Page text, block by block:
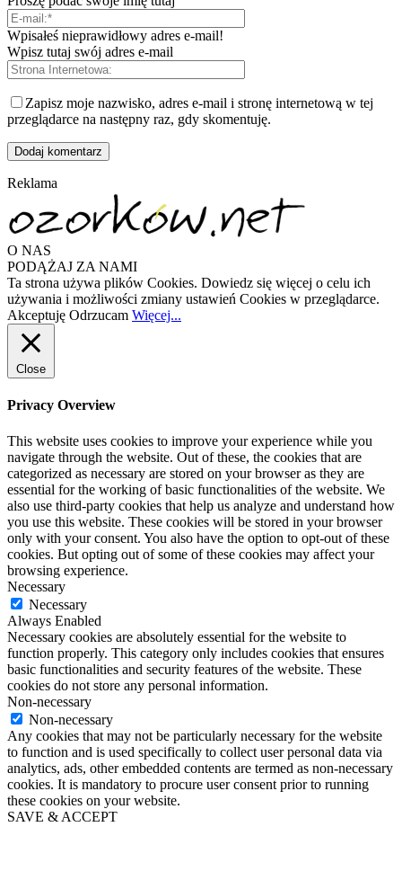
Wpisałeś nieprawidłowy adres e-mail!
Wpisz tutaj swój adres e-mail
Zapisz moje nazwisko, adres e-mail i stronę internetową w tej
przeglądarce na następny raz, gdy skomentuję.
Reklama
O NAS
PODĄŻAJ ZA NAMI
Ta strona używa plików Cookies. Dowiedz się więcej o celu ich
używania i możliwości zmiany ustawień Cookies w przeglądarce.
Akceptuję Odrzucam Więcej...
Close
Privacy Overview
This website uses cookies to improve your experience while you
navigate through the website. Out of these, the cookies that are
categorized as necessary are stored on your browser as they are
essential for the working of basic functionalities of the website. We
also use third-party cookies that help us analyze and understand how
you use this website. These cookies will be stored in your browser
only with your consent. You also have the option to opt-out of these
cookies. But opting out of some of these cookies may affect your
browsing experience.
Necessary
Necessary
Always Enabled
Necessary cookies are absolutely essential for the website to
function properly. This category only includes cookies that ensures
basic functionalities and security features of the website. These
cookies do not store any personal information.
Non-necessary
Non-necessary
Any cookies that may not be particularly necessary for the website
to function and is used specifically to collect user personal data via
analytics, ads, other embedded contents are termed as non-necessary
cookies. It is mandatory to procure user consent prior to running
these cookies on your website.
SAVE & ACCEPT